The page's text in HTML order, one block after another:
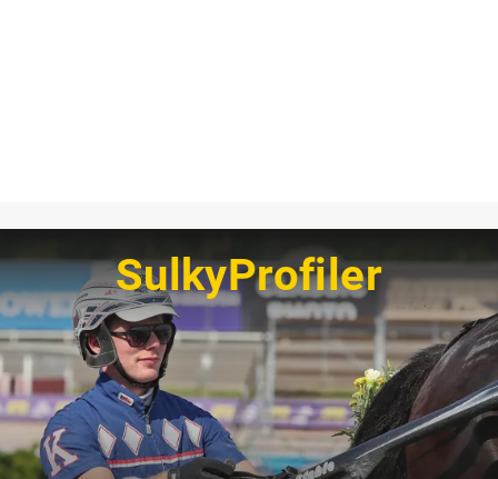
SulkyProfiler